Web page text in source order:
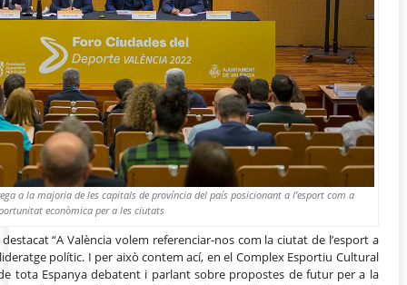
a la majoria de les capitals de província del país posicionant a l’esport com a
econòmica per a les ciutats
“A València volem referenciar-nos com la ciutat de l’esport a
polític. I per això contem ací, en el Complex Esportiu Cultural
tota Espanya debatent i parlant sobre propostes de futur per a la